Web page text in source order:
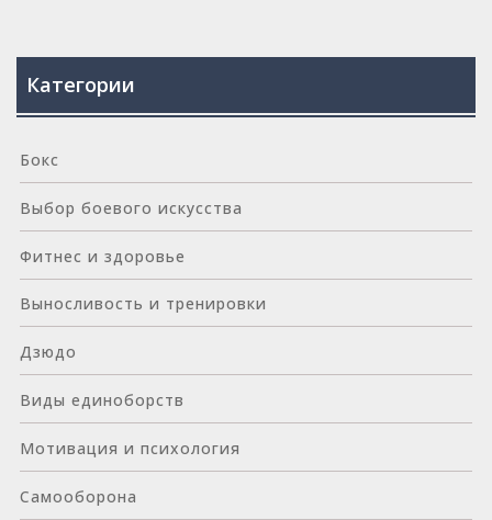
Категории
Бокс
Выбор боевого искусства
Фитнес и здоровье
Выносливость и тренировки
Дзюдо
Виды единоборств
Мотивация и психология
Самооборона